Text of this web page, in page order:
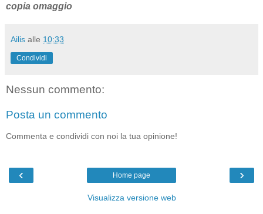
copia omaggio
Ailis alle 10:33
Condividi
Nessun commento:
Posta un commento
Commenta e condividi con noi la tua opinione!
‹ ›
Home page
Visualizza versione web